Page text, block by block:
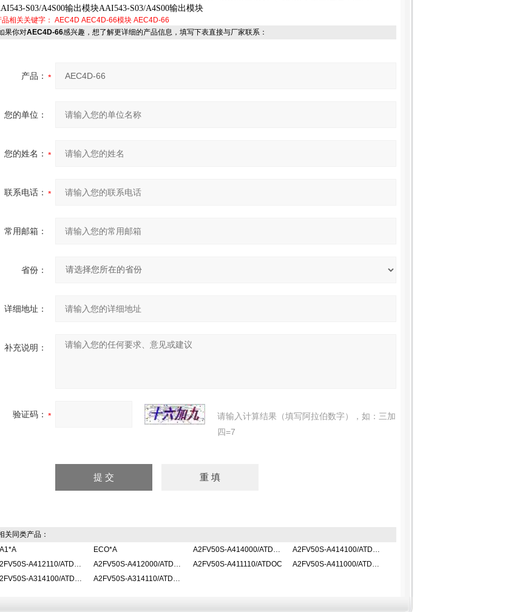
S03/A4S00输出模块AAI543-S03/A4S00输出模块
品相关关键字： AEC4D AEC4D-66模块 AEC4D-66
果你对AEC4D-66感兴趣，想了解更详细的产品信息，填写下表直接与厂家联系：
产品：
您的单位：
您的姓名：
联系电话：
常用邮箱：
省份：
详细地址：
补充说明：
验证码：
请输入计算结果（填写阿拉伯数字），如：三加
四=7
关同类产品：
ECO*A A2FV50S-A414000/ATDOC
A2FV50S-A414100/ATDOC
A2FV50S-A412110/ATDOC
A2FV50S-A412000/ATDOC A2FV50S-A411110/ATDOC
A2FV50S-A411000/ATDOC
A2FV50S-A314100/ATDOC
A2FV50S-A314110/ATDOC